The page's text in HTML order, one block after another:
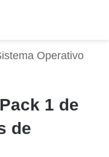
Operativo
1 de
de